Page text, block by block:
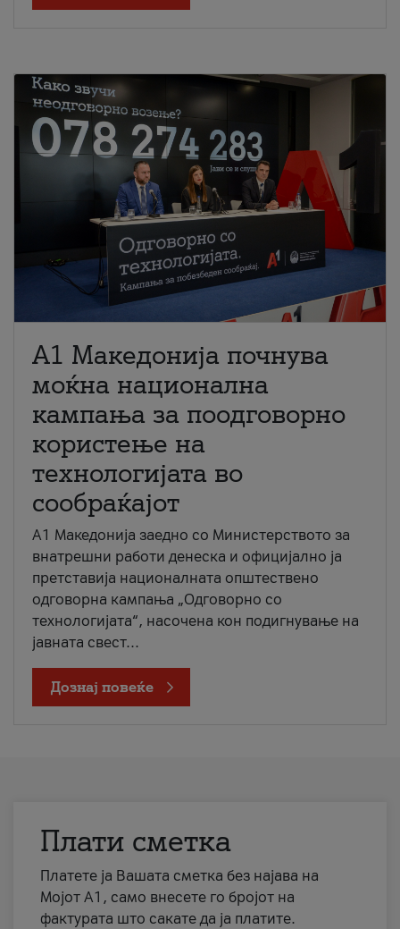
A1 Македонија почнува
моќна национална
кампања за поодговорно
користење на
технологијата во
сообраќајот
A1 Македонија заедно со Министерството за
внатрешни работи денеска и официјално ја
претставија националната општествено
одговорна кампања „Одговорно со
технологијата“, насочена кон подигнување на
јавната свест...
Дознај повеќе
Плати сметка
Платете ја Вашата сметка без најава на
Мојот А1, само внесете го бројот на
фактурата што сакате да ја платите.